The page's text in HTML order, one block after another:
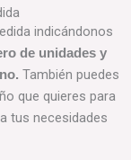
indicándonos
de unidades y
También puedes
que quieres para
tus necesidades